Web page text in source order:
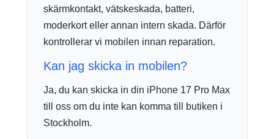
skärmkontakt, vätskeskada, batteri,
moderkort eller annan intern skada. Därför
kontrollerar vi mobilen innan reparation.
Kan jag skicka in mobilen?
Ja, du kan skicka in din iPhone 17 Pro Max
till oss om du inte kan komma till butiken i
Stockholm.